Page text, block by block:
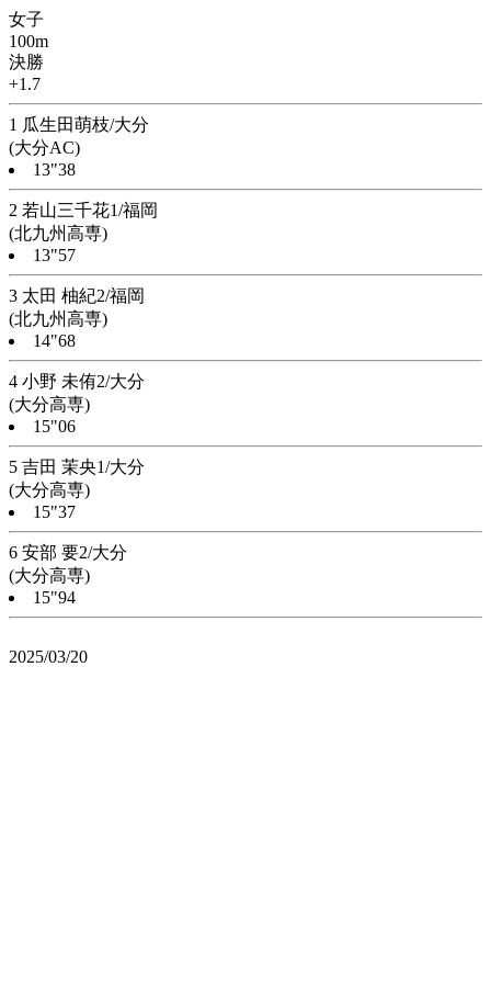
女子
100m
決勝
+1.7
1 瓜生田萌枝/大分
(大分AC)
13"38
2 若山三千花1/福岡
(北九州高専)
13"57
3 太田 柚紀2/福岡
(北九州高専)
14"68
4 小野 未侑2/大分
(大分高専)
15"06
5 吉田 茉央1/大分
(大分高専)
15"37
6 安部 要2/大分
(大分高専)
15"94
2025/03/20